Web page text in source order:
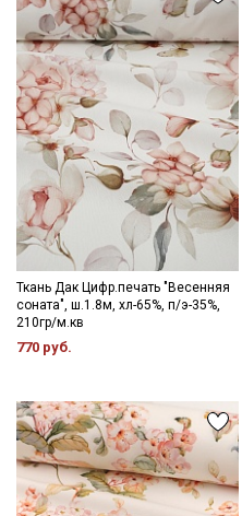
Цветопередача (тон) может
цвета ткани в зависимости
зависимости от партии (мы
монитор, соответствующий
Ткань Дак Цифр.печать "Весенняя
соната", ш.1.8м, хл-65%, п/э-35%,
210гр/м.кв
770 руб.
ДаюСогласие на
информационных рассылок